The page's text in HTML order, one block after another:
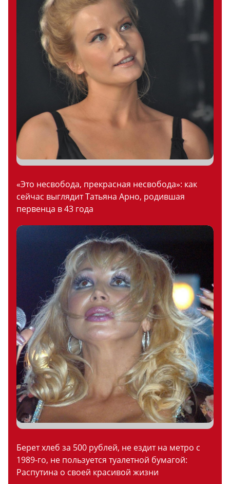
«Это несвобода, прекрасная несвобода»: как
сейчас выглядит Татьяна Арно, родившая
первенца в 43 года
Берет хлеб за 500 рублей, не ездит на метро с
1989-го, не пользуется туалетной бумагой:
Распутина о своей красивой жизни